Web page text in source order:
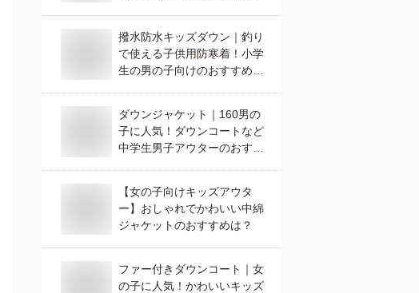
撥水防水キッズダウン｜釣り
で使える子供用防寒着！小学
生の男の子向けのおすすめ
ダウンジャケット｜160男の
子に人気！ダウンコートなど
中学生男子アウターのおすす
【女の子向けキッズアウタ
ー】おしゃれでかわいい中綿
ジャケットのおすすめは？
ファー付きダウンコート｜女
の子に人気！かわいいキッズ